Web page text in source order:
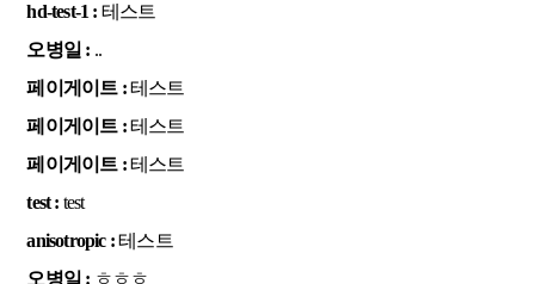
hd-test-1 : 테스트
오병일 : ..
페이게이트 :테스트
페이게이트 :테스트
페이게이트 :테스트
test : test
anisotropic :테스트
오병일 : ㅎㅎㅎ